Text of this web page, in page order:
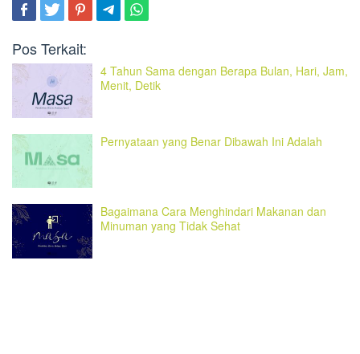
Pos Terkait:
4 Tahun Sama dengan Berapa Bulan, Hari, Jam,
Menit, Detik
Pernyataan yang Benar Dibawah Ini Adalah
Bagaimana Cara Menghindari Makanan dan
Minuman yang Tidak Sehat